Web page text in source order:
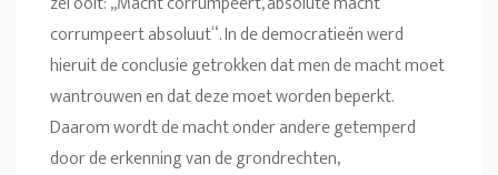
corrumpeert absoluut“. In de democratieën werd
hieruit de conclusie getrokken dat men de macht moet
wantrouwen en dat deze moet worden beperkt.
Daarom wordt de macht onder andere getemperd
door de erkenning van de grondrechten,